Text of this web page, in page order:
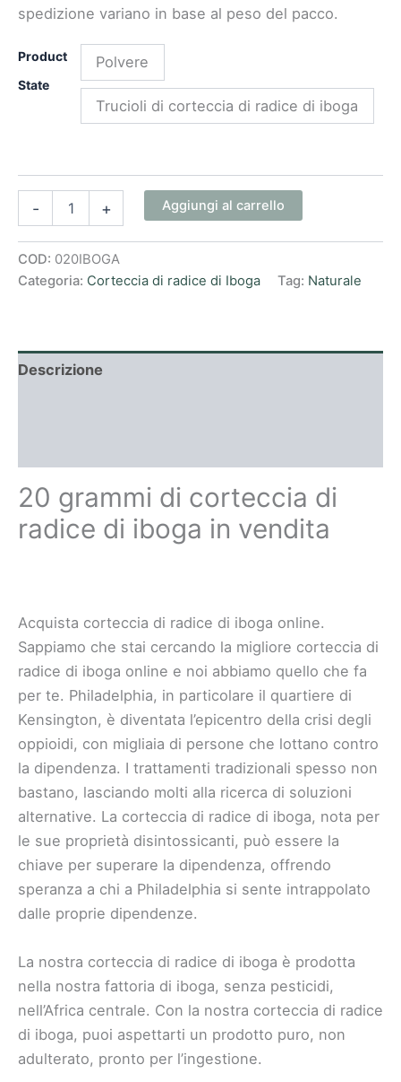
spedizione variano in base al peso del pacco.
Product
State
Polvere
Trucioli di corteccia di radice di iboga
- + Aggiungi al carrello
COD: 020IBOGA
Categoria: Corteccia di radice di Iboga Tag: Naturale
Descrizione
20 grammi di corteccia di
radice di iboga in vendita
Acquista corteccia di radice di iboga online.
Sappiamo che stai cercando la migliore corteccia di
radice di iboga online e noi abbiamo quello che fa
per te. Philadelphia, in particolare il quartiere di
Kensington, è diventata l’epicentro della crisi degli
oppioidi, con migliaia di persone che lottano contro
la dipendenza. I trattamenti tradizionali spesso non
bastano, lasciando molti alla ricerca di soluzioni
alternative. La corteccia di radice di iboga, nota per
le sue proprietà disintossicanti, può essere la
chiave per superare la dipendenza, offrendo
speranza a chi a Philadelphia si sente intrappolato
dalle proprie dipendenze.
La nostra corteccia di radice di iboga è prodotta
nella nostra fattoria di iboga, senza pesticidi,
nell’Africa centrale. Con la nostra corteccia di radice
di iboga, puoi aspettarti un prodotto puro, non
adulterato, pronto per l’ingestione.